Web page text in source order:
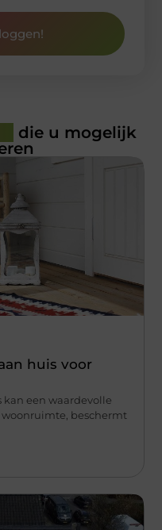
die u mogelijk
huis voor
kan een waardevolle
beschermt